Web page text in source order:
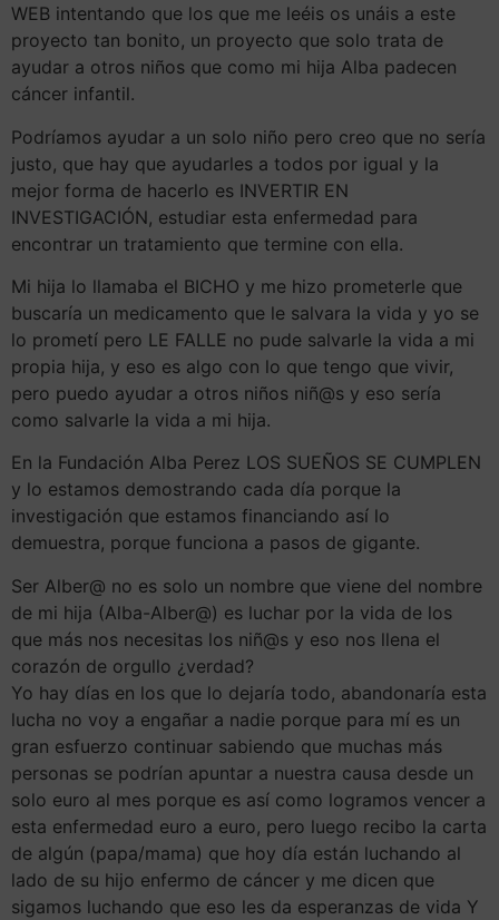
WEB intentando que los que me leéis os unáis a este
proyecto tan bonito, un proyecto que solo trata de
ayudar a otros niños que como mi hija Alba padecen
cáncer infantil.
Podríamos ayudar a un solo niño pero creo que no sería
justo, que hay que ayudarles a todos por igual y la
mejor forma de hacerlo es INVERTIR EN
INVESTIGACIÓN, estudiar esta enfermedad para
encontrar un tratamiento que termine con ella.
Mi hija lo llamaba el BICHO y me hizo prometerle que
buscaría un medicamento que le salvara la vida y yo se
lo prometí pero LE FALLE no pude salvarle la vida a mi
propia hija, y eso es algo con lo que tengo que vivir,
pero puedo ayudar a otros niños niñ@s y eso sería
como salvarle la vida a mi hija.
En la Fundación Alba Perez LOS SUEÑOS SE CUMPLEN
y lo estamos demostrando cada día porque la
investigación que estamos financiando así lo
demuestra, porque funciona a pasos de gigante.
Ser Alber@ no es solo un nombre que viene del nombre
de mi hija (Alba-Alber@) es luchar por la vida de los
que más nos necesitas los niñ@s y eso nos llena el
corazón de orgullo ¿verdad?
Yo hay días en los que lo dejaría todo, abandonaría esta
lucha no voy a engañar a nadie porque para mí es un
gran esfuerzo continuar sabiendo que muchas más
personas se podrían apuntar a nuestra causa desde un
solo euro al mes porque es así como logramos vencer a
esta enfermedad euro a euro, pero luego recibo la carta
de algún (papa/mama) que hoy día están luchando al
lado de su hijo enfermo de cáncer y me dicen que
sigamos luchando que eso les da esperanzas de vida Y